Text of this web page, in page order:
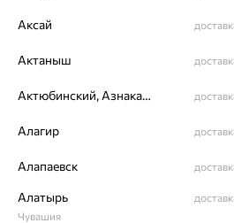
Запросить
от 21 290 70 967
Аксай
Актаныш
Актюбинский, Азнакаевский район
Алагир
Алапаевск
Алатырь
Чувашия